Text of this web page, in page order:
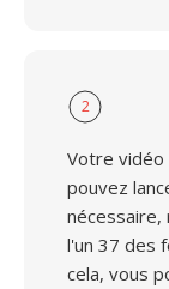
2
Votre
pouvez
l'un 37 des
cela, vous